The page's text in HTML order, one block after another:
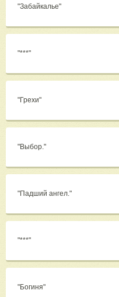
"Забайкалье"
"***"
"Грехи"
"Выбор."
"Падший ангел."
"***"
"Богиня"